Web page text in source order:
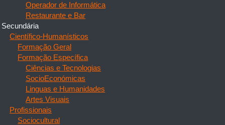
Operador de Informática
Restaurante e Bar
Secundária
Científico-Humanísticos
Formação Geral
Formação Específica
Ciências e Tecnologias
SocioEconómicas
Linguas e Humanidades
Artes Visuais
Profissionais
Sociocultural